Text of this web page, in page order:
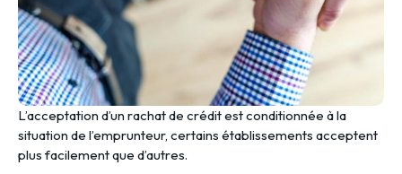
L’acceptation d’un rachat de crédit est conditionnée à la
situation de l’emprunteur, certains établissements acceptent
plus facilement que d’autres.